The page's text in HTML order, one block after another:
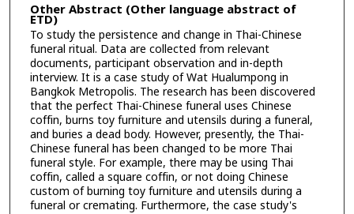
Other Abstract (Other language abstract of
ETD)
To study the persistence and change in Thai-Chinese
funeral ritual. Data are collected from relevant
documents, participant observation and in-depth
interview. It is a case study of Wat Hualumpong in
Bangkok Metropolis. The research has been discovered
that the perfect Thai-Chinese funeral uses Chinese
coffin, burns toy furniture and utensils during a funeral,
and buries a dead body. However, presently, the Thai-
Chinese funeral has been changed to be more Thai
funeral style. For example, there may be using Thai
coffin, called a square coffin, or not doing Chinese
custom of burning toy furniture and utensils during a
funeral or cremating. Furthermore, the case study's